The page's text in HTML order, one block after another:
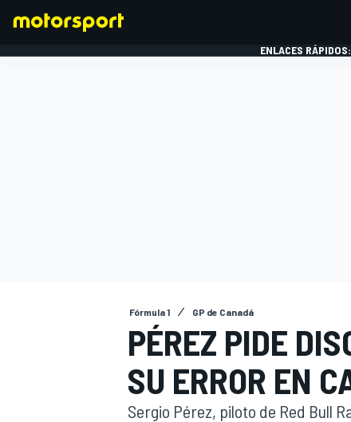
INDYCAR
ENLACES RÁPIDOS:
Fórmula 1 GP de Canadá
PÉREZ PIDE
SU ERROR EN
Sergio Pérez, piloto de Red Bull